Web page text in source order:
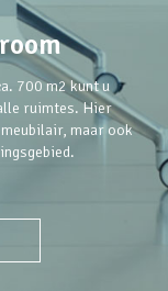
700 m2 kunt u
ruimtes. Hier
maar ook